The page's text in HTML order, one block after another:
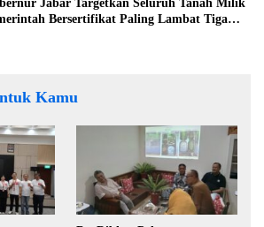
Jabar Targetkan Seluruh Tanah Milik
Bersertifikat Paling Lambat Tiga
Kamu